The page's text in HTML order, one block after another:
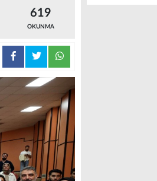
619
OKUNMA